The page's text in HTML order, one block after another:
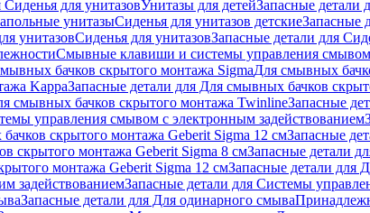
для унитазовУнитазы для детейЗапасные детали
унитазыСиденья для унитазов детскиеЗапасные
унитазовСиденья для унитазовЗапасные детали для
Смывные клавиши и системы управления смывом
бачков скрытого монтажа SigmaДля смывных
KappaЗапасные детали для Для смывных бачков
смывных бачков скрытого монтажа TwinlineЗапасные
управления смывом с электронным задействованием
скрытого монтажа Geberit Sigma 12 смЗапасные
скрытого монтажа Geberit Sigma 8 смЗапасные детали
монтажа Geberit Sigma 12 смЗапасные детали для
задействованиемЗапасные детали для Системы
Запасные детали для Для одинарного смыва